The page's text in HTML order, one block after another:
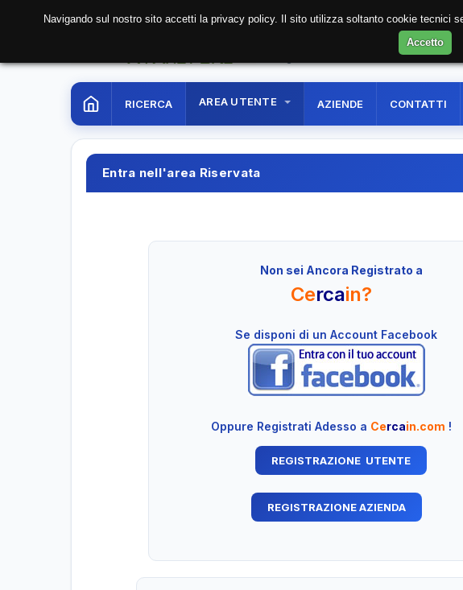
RICERCA AREA UTENTE AZIENDE CONTATTI
Entra nell'area Riservata
Non sei Ancora Registrato a
Cercain?
Se disponi di un Account Facebook
Oppure Registrati Adesso a Cercain.com !
Navigando sul nostro sito accetti la privacy policy. Il sito utilizza soltanto cookie tecnici
Accetto